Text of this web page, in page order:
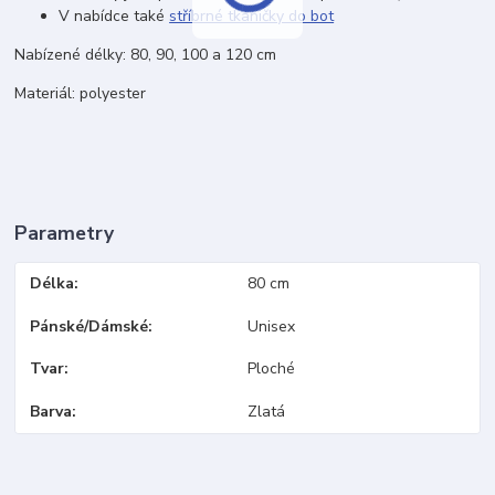
V nabídce také stříbrné tkaničky do bot
Nabízené délky: 80, 90, 100 a 120 cm
Materiál: polyester
Parametry
Délka 80 cm
Pánské/Dámské Unisex
Tvar Ploché
Barva Zlatá